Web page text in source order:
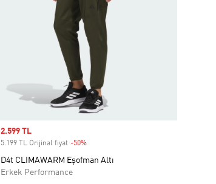
Sale price
2.599 TL
5.199 TL Orijinal fiyat -50%Discount
D4t CLIMAWARM Eşofman Altı
Erkek Performance